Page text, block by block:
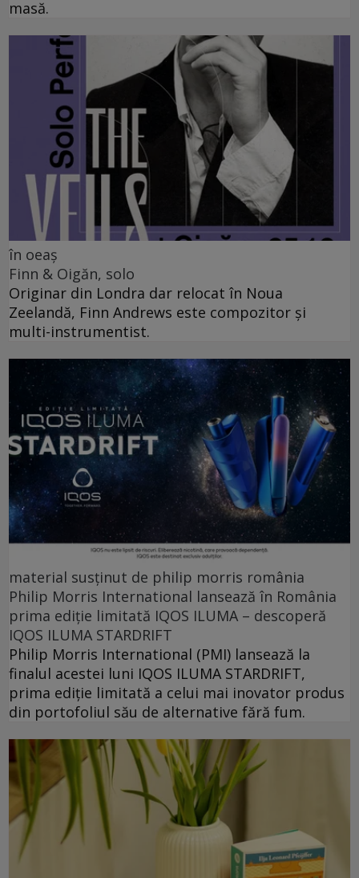
masă.
în oeaș
Finn & Oigăn, solo
Originar din Londra dar relocat în Noua
Zeelandă, Finn Andrews este compozitor și
multi-instrumentist.
material susținut de philip morris românia
Philip Morris International lansează în România
prima ediție limitată IQOS ILUMA – descoperă
IQOS ILUMA STARDRIFT
Philip Morris International (PMI) lansează la
finalul acestei luni IQOS ILUMA STARDRIFT,
prima ediție limitată a celui mai inovator produs
din portofoliul său de alternative fără fum.